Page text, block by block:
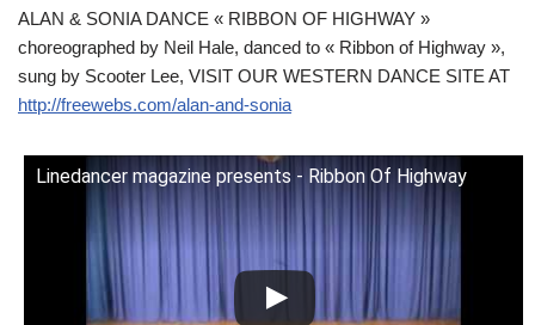
ALAN & SONIA DANCE « RIBBON OF HIGHWAY »
choreographed by Neil Hale, danced to « Ribbon of Highway »,
sung by Scooter Lee, VISIT OUR WESTERN DANCE SITE AT
http://freewebs.com/alan-and-sonia
Linedancer magazine presents - Ribbon Of Highway